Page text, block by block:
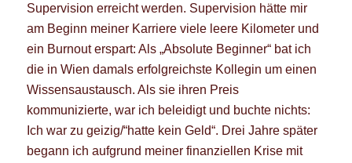
Supervision erreicht werden. Supervision hätte mir
am Beginn meiner Karriere viele leere Kilometer und
ein Burnout erspart: Als „Absolute Beginner“ bat ich
die in Wien damals erfolgreichste Kollegin um einen
Wissensaustausch. Als sie ihren Preis
kommunizierte, war ich beleidigt und buchte nichts:
Ich war zu geizig/“hatte kein Geld“. Drei Jahre später
begann ich aufgrund meiner finanziellen Krise mit